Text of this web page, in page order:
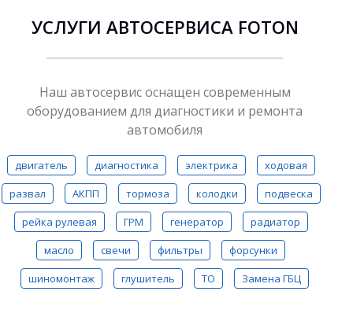
УСЛУГИ АВТОСЕРВИСА FOTON
Наш автосервис оснащен современным
оборудованием для диагностики и ремонта
автомобиля
двигатель диагностика электрика
ходовая
развал
АКПП тормоза колодки
подвеска
рейка рулевая
ГРМ генератор
радиатор
масло
свечи фильтры
форсунки
шиномонтаж
глушитель ТО Замена ГБЦ